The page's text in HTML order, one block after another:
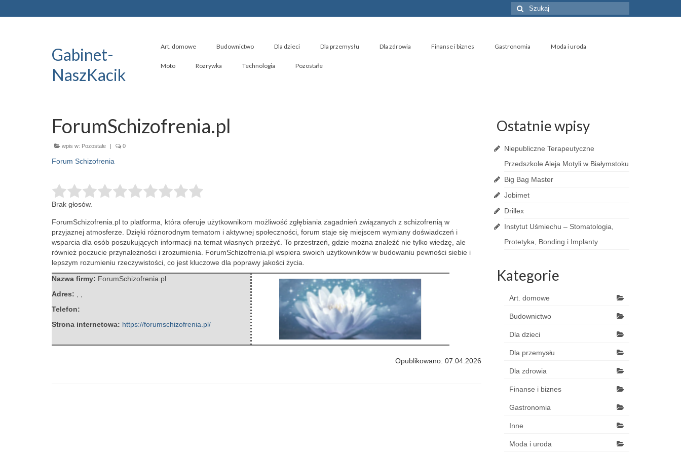
Szuklaj
w:
Gabinet-
NaszKacik
Art. domowe Budownictwo Dla dzieci Dla przemysłu Dla zdrowia Finanse i biznes Gastronomia Moda i uroda
Moto Rozrywka Technologia Pozostałe
ForumSchizofrenia.pl
wpis w: Pozostałe | 0
Forum Schizofrenia
Brak głosów.
ForumSchizofrenia.pl to platforma, która oferuje użytkownikom możliwość zgłębiania zagadnień związanych z schizofrenią w
przyjaznej atmosferze. Dzięki różnorodnym tematom i aktywnej społeczności, forum staje się miejscem wymiany doświadczeń i
wsparcia dla osób poszukujących informacji na temat własnych przeżyć. To przestrzeń, gdzie można znaleźć nie tylko wiedzę, ale
również poczucie przynależności i zrozumienia. ForumSchizofrenia.pl wspiera swoich użytkowników w budowaniu pewności siebie i
lepszym rozumieniu rzeczywistości, co jest kluczowe dla poprawy jakości życia.
Nazwa firmy: ForumSchizofrenia.pl
Adres:
Telefon:
Strona internetowa: https://forumschizofrenia.pl/
Opublikowano: 07.04.2026
Ostatnie wpisy
Niepubliczne Terapeutyczne
Przedszkole Aleja Motyli w Białymstoku
Big Bag Master
Jobimet
Drillex
Instytut Uśmiechu – Stomatologia,
Protetyka, Bonding i Implanty
Kategorie
Art. domowe
Budownictwo
Dla dzieci
Dla przemysłu
Dla zdrowia
Finanse i biznes
Gastronomia
Inne
Moda i uroda